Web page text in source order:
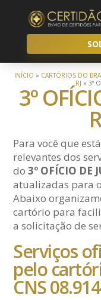
INÍCIO » CARTÓRIOS DO
RJ » 3º
3º
Para você que
relevantes dos
do3º OFÍCIO DE
atualizadas para
Abaixo
cartório para
a solicitação de
Serviços
pelo
CNS